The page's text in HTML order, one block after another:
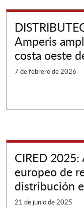
Amperis
costa oeste
7 de febrero de 2026
CIRED
europeo de
distribución
21 de junio de 2025